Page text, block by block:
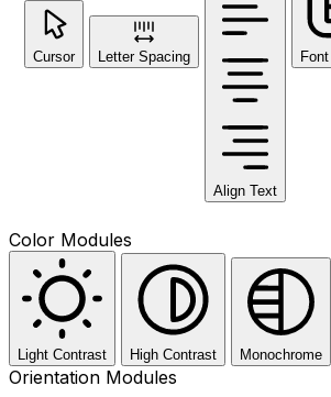
Cursor Letter Spacing
Align Text
Color Modules
Light Contrast High Contrast Monochrome
Orientation Modules